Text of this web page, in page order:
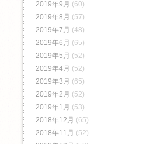
2019年9月 (60)
2019年8月 (57)
2019年7月 (48)
2019年6月 (65)
2019年5月 (52)
2019年4月 (52)
2019年3月 (65)
2019年2月 (52)
2019年1月 (53)
2018年12月 (65)
2018年11月 (52)